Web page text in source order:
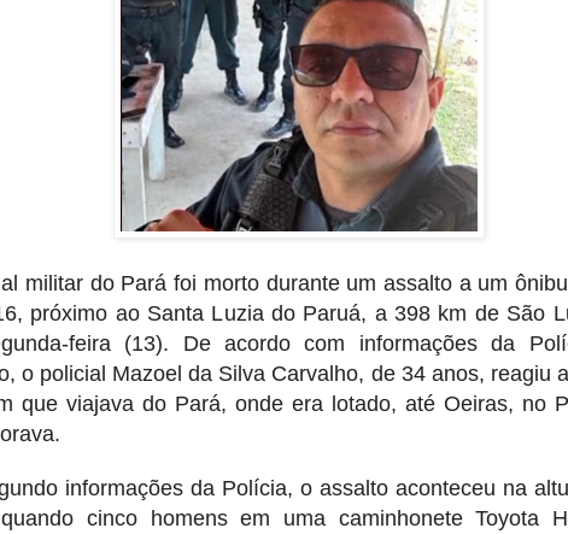
militar do Pará foi morto durante um assalto a um
próximo ao Santa Luzia do Paruá, a 398 km de São
feira (13). De acordo com informações da
o policial Mazoel da Silva Carvalho, de 34 anos, reagiu
que viajava do Pará, onde era lotado, até Oeiras, no
informações da Polícia, o assalto aconteceu na
cinco homens em uma caminhonete Toyota